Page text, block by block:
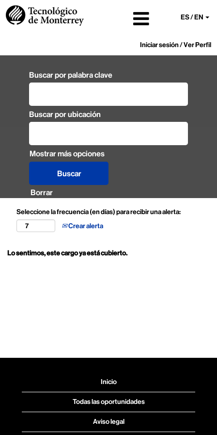
ES / EN
Iniciar sesión / Ver Perfil
Buscar por palabra clave
Buscar por ubicación
Mostrar más opciones
Borrar
Seleccione la frecuencia (en días) para recibir una alerta:
Crear alerta
Lo sentimos, este cargo ya está cubierto.
Inicio
Todas las oportunidades
Aviso legal